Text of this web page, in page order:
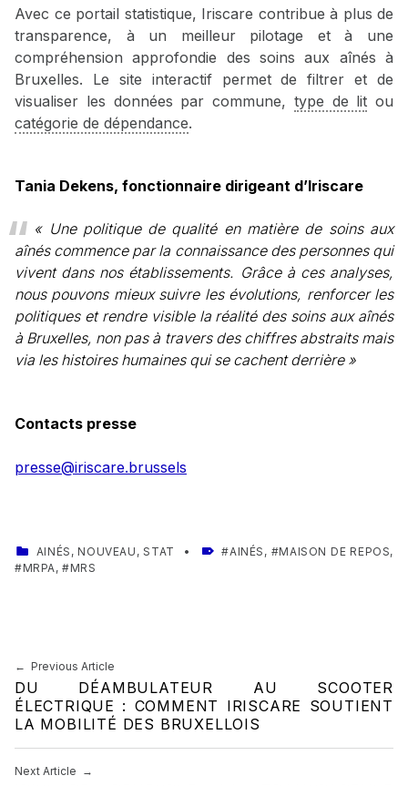
Avec ce portail statistique, Iriscare contribue à plus de
transparence, à un meilleur pilotage et à une
compréhension approfondie des soins aux aînés à
Bruxelles. Le site interactif permet de filtrer et de
visualiser les données par commune, type de lit ou
catégorie de dépendance.
Tania Dekens, fonctionnaire dirigeant d’Iriscare
« Une politique de qualité en matière de soins aux
aînés commence par la connaissance des personnes qui
vivent dans nos établissements. Grâce à ces analyses,
nous pouvons mieux suivre les évolutions, renforcer les
politiques et rendre visible la réalité des soins aux aînés
à Bruxelles, non pas à travers des chiffres abstraits mais
via les histoires humaines qui se cachent derrière »
Contacts presse
presse@iriscare.brussels
CATEGORIZED IN:
AINÉS ,NOUVEAU ,STAT TAGGED AS:AINÉS , MAISON DE REPOS,
MRPA , MRS
Skip back to main navigation
Navigation de l’article
Previous Article
DU DÉAMBULATEUR AU SCOOTER
ÉLECTRIQUE : COMMENT IRISCARE SOUTIENT
LA MOBILITÉ DES BRUXELLOIS
Next Article